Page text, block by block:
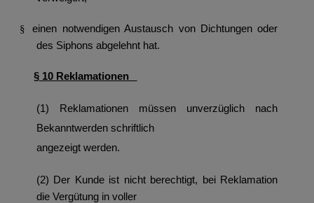
§
einen notwendigen Austausch von Dichtungen oder
des Siphons abgelehnt hat.
§ 10 Reklamationen
(1) Reklamationen müssen unverzüglich nach
Bekanntwerden schriftlich
angezeigt werden.
(2) Der Kunde ist nicht berechtigt, bei Reklamation
die Vergütung in voller